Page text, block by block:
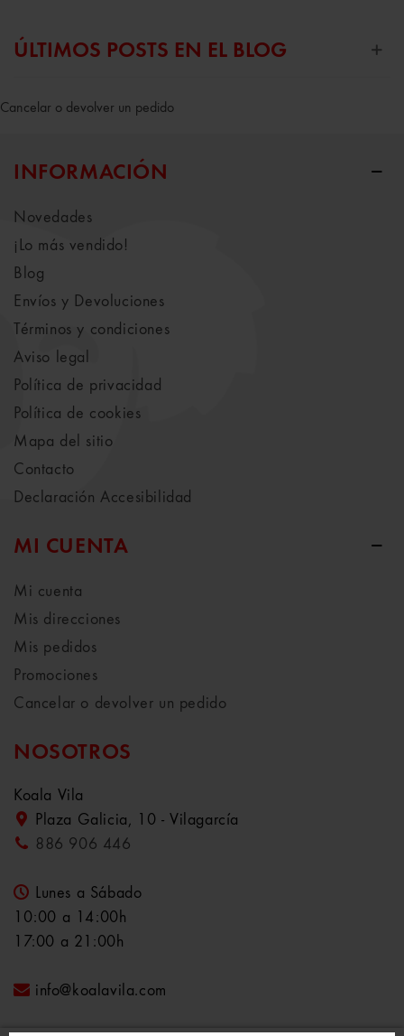
ÚLTIMOS POSTS EN EL BLOG
Cancelar o devolver un pedido
INFORMACIÓN
Novedades
¡Lo más vendido!
Blog
Envíos y Devoluciones
Términos y condiciones
Aviso legal
Política de privacidad
Política de cookies
Mapa del sitio
Contacto
Declaración Accesibilidad
MI CUENTA
Mi cuenta
Mis direcciones
Mis pedidos
Promociones
Cancelar o devolver un pedido
NOSOTROS
Koala Vila
Plaza Galicia, 10 - Vilagarcía
886 906 446
Lunes a Sábado
10:00 a 14:00h
17:00 a 21:00h
info@koalavila.com